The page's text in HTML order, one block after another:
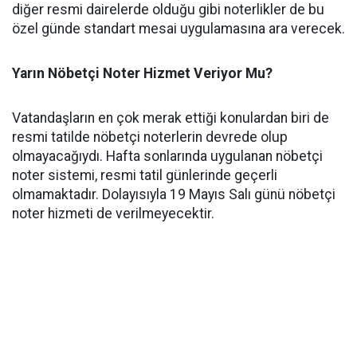
diğer resmi dairelerde olduğu gibi noterlikler de bu
özel günde standart mesai uygulamasına ara verecek.
Yarın Nöbetçi Noter Hizmet Veriyor Mu?
​Vatandaşların en çok merak ettiği konulardan biri de
resmi tatilde nöbetçi noterlerin devrede olup
olmayacağıydı. Hafta sonlarında uygulanan nöbetçi
noter sistemi, resmi tatil günlerinde geçerli
olmamaktadır. Dolayısıyla 19 Mayıs Salı günü nöbetçi
noter hizmeti de verilmeyecektir.